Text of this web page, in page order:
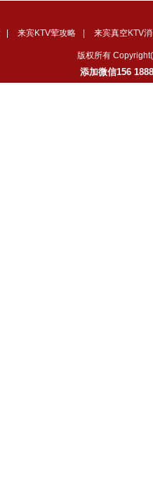
来宾KTV荤攻略 来宾真空KTV
版权所有
添加微信156